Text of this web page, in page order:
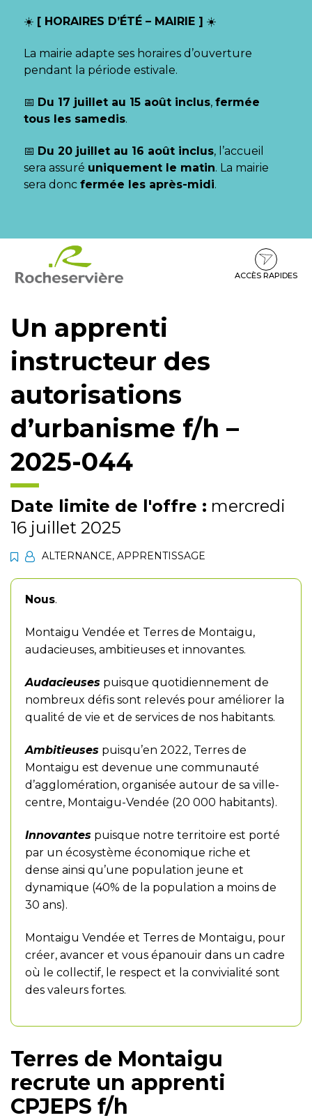
☀️ [ HORAIRES D’ÉTÉ – MAIRIE ] ☀️
La mairie adapte ses horaires d’ouverture
pendant la période estivale.
📅 Du 17 juillet au 15 août inclus, fermée
tous les samedis.
📅 Du 20 juillet au 16 août inclus, l’accueil
sera assuré uniquement le matin. La mairie
sera donc fermée les après-midi.
contenu
pied
ACCÈS RAPIDES
Un apprenti
instructeur des
autorisations
d’urbanisme f/h –
2025-044
Date limite de l'offre : mercredi
16 juillet 2025
ALTERNANCE, APPRENTISSAGE
Nous.
Montaigu Vendée et Terres de Montaigu,
audacieuses, ambitieuses et innovantes.
Audacieuses puisque quotidiennement de
nombreux défis sont relevés pour améliorer la
qualité de vie et de services de nos habitants.
Ambitieuses puisqu’en 2022, Terres de
Montaigu est devenue une communauté
d’agglomération, organisée autour de sa ville-
centre, Montaigu-Vendée (20 000 habitants).
Innovantes puisque notre territoire est porté
par un écosystème économique riche et
dense ainsi qu’une population jeune et
dynamique (40% de la population a moins de
30 ans).
Montaigu Vendée et Terres de Montaigu, pour
créer, avancer et vous épanouir dans un cadre
où le collectif, le respect et la convivialité sont
des valeurs fortes.
Terres de Montaigu
recrute un apprenti
CPJEPS f/h